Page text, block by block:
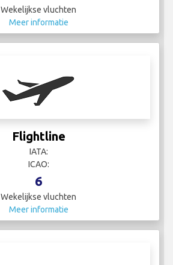
Wekelijkse vluchten
Meer informatie
Flightline
IATA:
ICAO:
6
Wekelijkse vluchten
Meer informatie